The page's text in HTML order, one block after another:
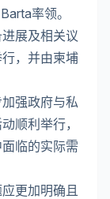
率领。
展及相关议
，并由柬埔
强政府与私
顺利举行，
临的实际需
更加明确且